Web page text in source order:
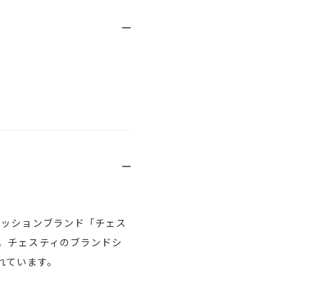
ションブランド「チェス
チェスティのブランドシ
います。